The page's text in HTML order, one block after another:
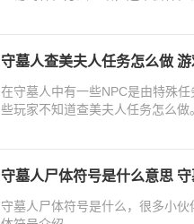
守墓人查美夫人任务怎么做
在守墓人中有一些NPC是由特殊
些玩家不知道查美夫人任务怎么
守墓人尸体符号是什么意思
守墓人尸体符号是什么，很多小